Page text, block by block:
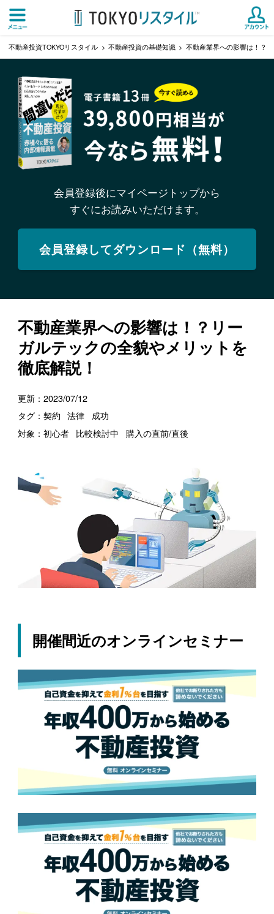
不動産投資TOKYOリスタイル 不動産投資の基礎知識 不動産業界への影響は！？
会員登録後にマイページトップから
すぐにお読みいただけます。
会員登録してダウンロード（無料）
不動産業界への影響は！？リー
ガルテックの全貌やメリットを
徹底解説！
更新： 2023/07/12
タグ： 契約 法律
成功
対象： 初心者 比較検討中 購入の直前/直後
開催間近のオンラインセミナー